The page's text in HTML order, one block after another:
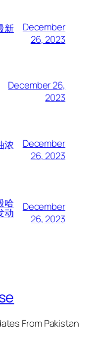
新
December
26, 2023
December 26,
2023
浓
December
26, 2023
哈
动
December
26, 2023
From Pakistan